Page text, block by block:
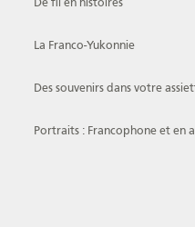
La Franco-Yukonnie
Des souvenirs dans votre
Portraits : Francophone et en